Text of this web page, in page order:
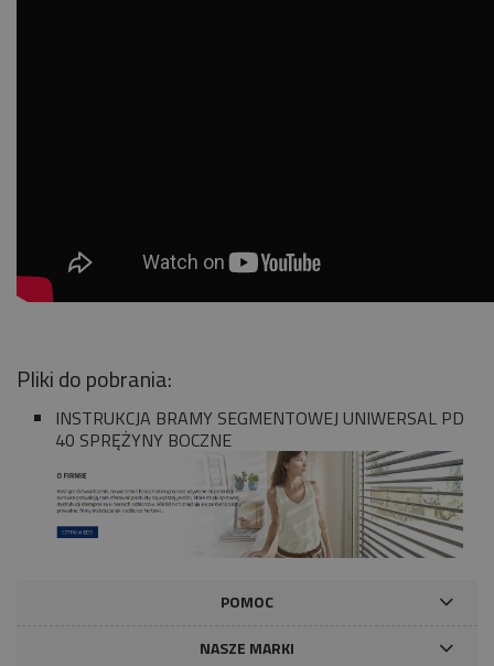
Pliki do pobrania:
INSTRUKCJA BRAMY SEGMENTOWEJ UNIWERSAL PD
40 SPRĘŻYNY BOCZNE
POMOC
NASZE MARKI